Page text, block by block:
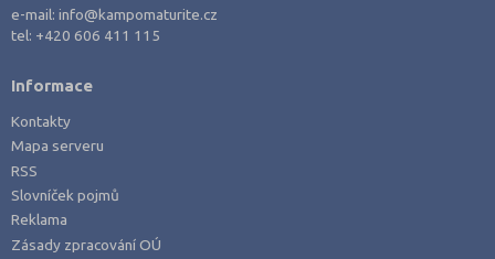
e-mail:info@kampomaturite.cz
tel: +420 606 411 115
Informace
Kontakty
Mapa serveru
RSS
Slovníček pojmů
Reklama
Zásady zpracování OÚ